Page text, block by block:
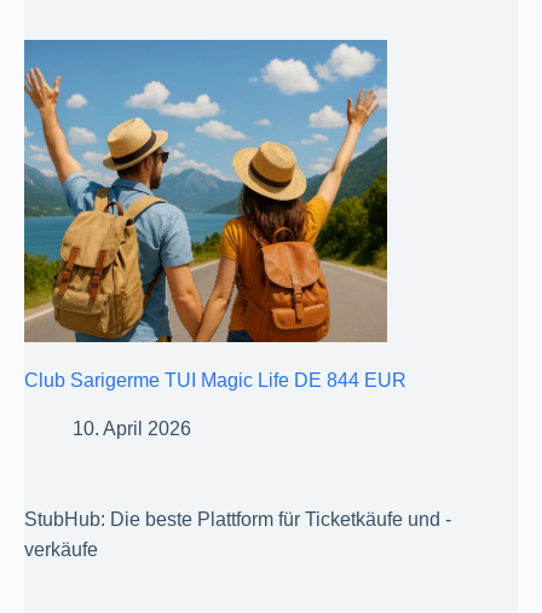
Club Sarigerme TUI Magic Life DE 844 EUR
10. April 2026
StubHub: Die beste Plattform für Ticketkäufe und -
verkäufe